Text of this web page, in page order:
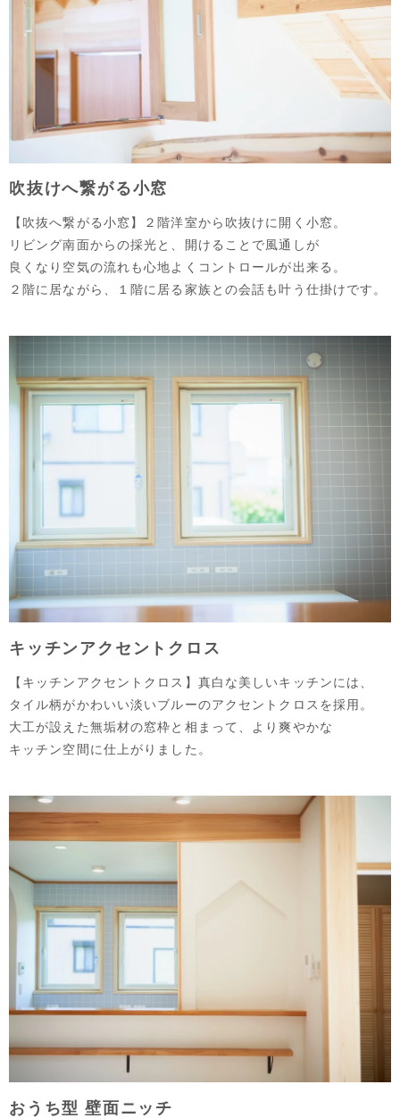
吹抜けへ繋がる小窓
【吹抜へ繋がる小窓】２階洋室から吹抜けに開く小窓。
リビング南面からの採光と、開けることで風通しが
良くなり空気の流れも心地よくコントロールが出来る。
２階に居ながら、１階に居る家族との会話も叶う仕掛けです。
キッチンアクセントクロス
【キッチンアクセントクロス】真白な美しいキッチンには、
タイル柄がかわいい淡いブルーのアクセントクロスを採用。
大工が設えた無垢材の窓枠と相まって、より爽やかな
キッチン空間に仕上がりました。
おうち型 壁面ニッチ